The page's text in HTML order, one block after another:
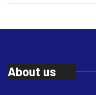
About us